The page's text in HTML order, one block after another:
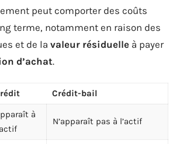
peut comporter des coûts
terme, notamment en raison des
et de la valeur résiduelle à payer
d’achat.
Crédit-bail
à
N’apparaît pas à l’actif